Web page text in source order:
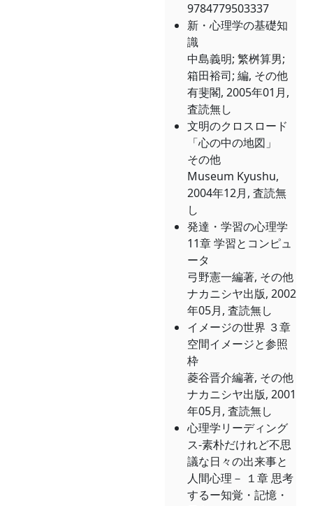
9784779503337
新・心理学の基礎知
識
中島義明; 繁桝算男;
箱田裕司; 編, その他
有斐閣, 2005年01月,
査読無し
文明のクロスロード
「心の中の地図」
その他
Museum Kyushu,
2004年12月, 査読無
し
発達・学習の心理学
11章 学習とコンピュ
ータ
弓野憲一編著, その他
ナカニシヤ出版, 2002
年05月, 査読無し
イメージの世界 ３章
空間イメージと参照
枠
菱谷晋介編著, その他
ナカニシヤ出版, 2001
年05月, 査読無し
心理学リーディング
ス-素朴だけれど不思
議な日々の出来事と
人間心理－ １章 思考
するー知覚・記憶・